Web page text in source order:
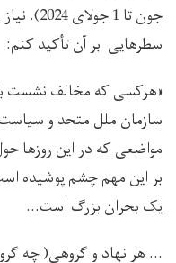
جون تا 1
سطرهایی بر آن تأکید کنم:
«هرکسی که مخالف نشست
سازمان ملل متحد و
مواضعی که در این روزها
بر این مهم چشم پوشیده
یک بحران بزرگ است…
… هر نهاد و گروهی( چه